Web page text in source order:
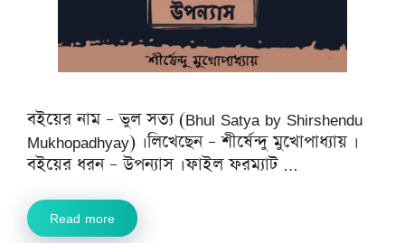
বইয়ের নাম – ভুল সত্য (Bhul Satya by Shirshendu
Mukhopadhyay) ।লিখেছেন – শীর্ষেন্দু মুখোপাধ্যায় ।
বইয়ের ধরন – উপন্যাস ।ফাইল ফরম্যাট …
Read more